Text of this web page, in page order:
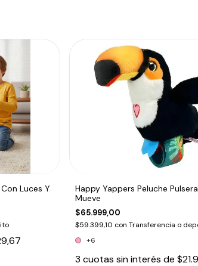
Luces Y
Happy Yappers Peluche
Mueve
$65.999,00
$59.399,10 con Transferencia o
+6
3 cuotas sin interés de